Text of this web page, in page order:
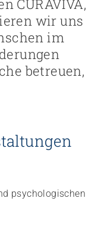
CURAVIVA,
wir uns
im
betreuen,